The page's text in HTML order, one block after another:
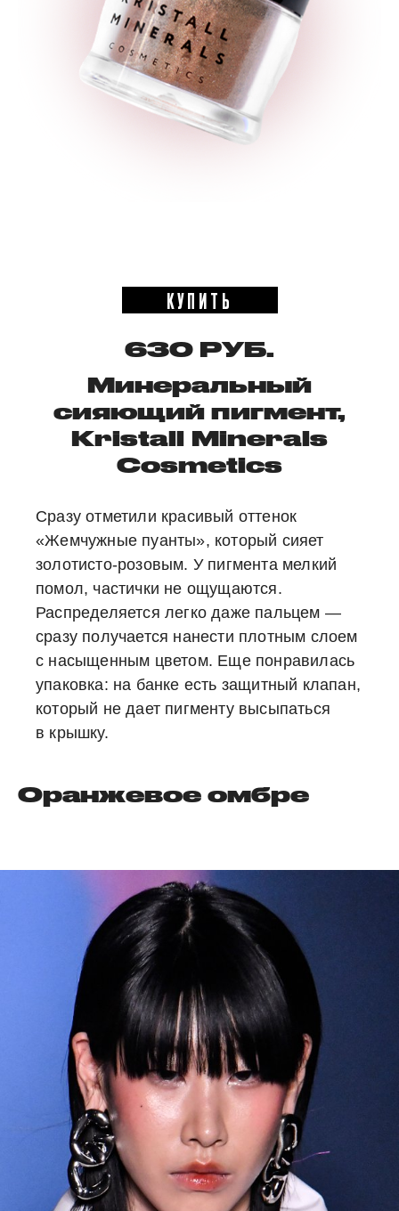
КУПИТЬ
630 РУБ.
Минеральный
сияющий пигмент,
Kristall Minerals
Cosmetics
Сразу отметили красивый оттенок
«Жемчужные пуанты», который сияет
золотисто-розовым. У пигмента мелкий
помол, частички не ощущаются.
Распределяется легко даже пальцем —
сразу получается нанести плотным слоем
с насыщенным цветом. Еще понравилась
упаковка: на банке есть защитный клапан,
который не дает пигменту высыпаться
в крышку.
Оранжевое омбре